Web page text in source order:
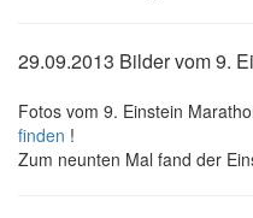
29.09.2013 Bilder vom 9.
Fotos vom 9. Einstein
finden !
Zum neunten Mal fand der